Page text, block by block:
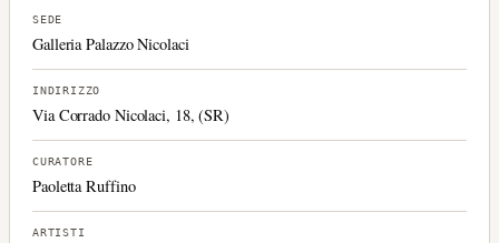
SEDE
Galleria Palazzo Nicolaci
INDIRIZZO
Via Corrado Nicolaci, 18, (SR)
CURATORE
Paoletta Ruffino
ARTISTI